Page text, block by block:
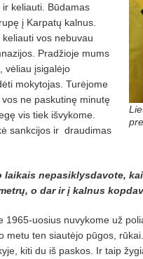
keliauti. Būdamas
į Karpatų kalnus.
vos nebuvau
Pradžioje mums
vėliau įsigalėjo
mokytojas. Turėjome
ne paskutinę minutę
vis tiek išvykome.
sankcijos ir draudimas
nepasiklysdavote,
o dar ir į kalnus
1965-uosius nuvykome už
metu ten siautėjo pūgos,
kiti du iš paskos. Ir taip